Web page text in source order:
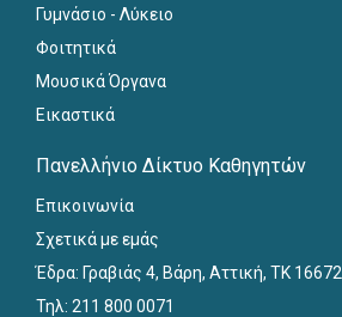
Γυμνάσιο - Λύκειο
Φοιτητικά
Μουσικά Όργανα
Εικαστικά
Πανελλήνιο Δίκτυο Καθηγητών
Επικοινωνία
Σχετικά με εμάς
Έδρα: Γραβιάς 4, Βάρη, Αττική, ΤΚ 16672
Τηλ: 211 800 0071